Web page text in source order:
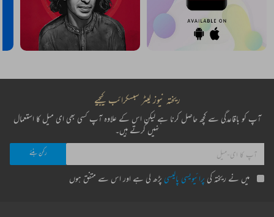
ریختہ نیوز لیٹر سبسکرائب کیجیے
آپ کو باقاعدگی سے کچھ حاصل کرنا ہے لیکن اس کے علاوہ آپ کسی بھی ای میل کا استعمال
نہیں کرتے ہیں۔
میں نے ریختہ کی پرائیویسی پالیسی پڑھ لی ہے اور اس سے متفق ہوں